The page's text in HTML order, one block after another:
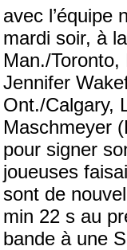
avec l’équipe
mardi soir, à
Man./
Jennifer
Ont./Calgary,
Maschmeyer
pour signer
joueuses
sont de
min 22 s au
bande à une